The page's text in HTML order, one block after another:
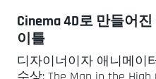
Cinema 4D로 만들어
이틀
디자이너이자 애니메이